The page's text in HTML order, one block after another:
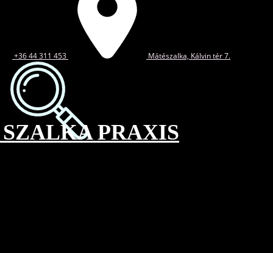
+36 44 311 453 Mátészalka, Kálvin tér 7.
PRAXIS